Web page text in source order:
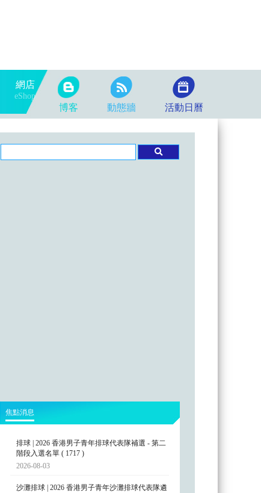
網店
eShop
博客 動態牆 活動日曆
焦點消息
排球 | 2026 香港男子青年排球代表隊補選 - 第二
階段入選名單 ( 1717 )
2026-08-03
沙灘排球 | 2026 香港男子青年沙灘排球代表隊遴